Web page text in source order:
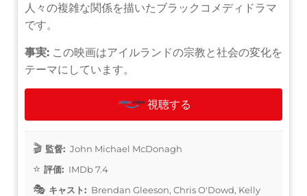
人々の複雑な関係を描いたブラックコメディドラマ
です。
事実: この映画はアイルランドの宗教と社会の変化を
テーマにしています。
視聴する
監督: John Michael McDonagh
評価: IMDb 7.4
キャスト: Brendan Gleeson, Chris O'Dowd, Kelly